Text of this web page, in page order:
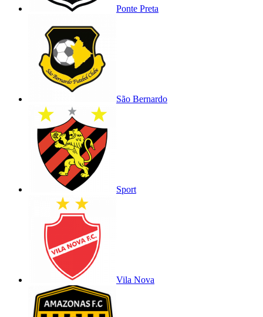
Ponte Preta
São Bernardo
Sport
Vila Nova